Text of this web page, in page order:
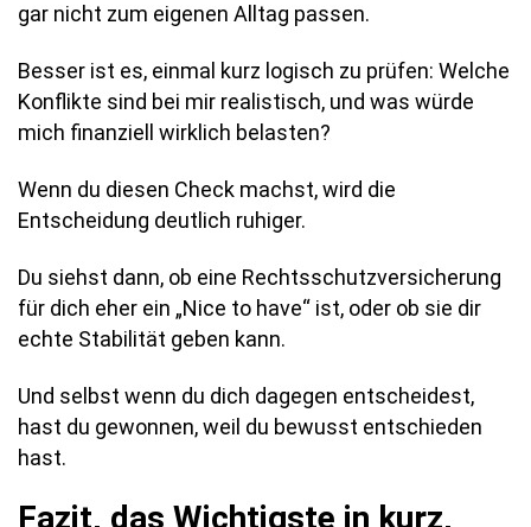
gar nicht zum eigenen Alltag passen.
Besser ist es, einmal kurz logisch zu prüfen: Welche
Konflikte sind bei mir realistisch, und was würde
mich finanziell wirklich belasten?
Wenn du diesen Check machst, wird die
Entscheidung deutlich ruhiger.
Du siehst dann, ob eine Rechtsschutzversicherung
für dich eher ein „Nice to have“ ist, oder ob sie dir
echte Stabilität geben kann.
Und selbst wenn du dich dagegen entscheidest,
hast du gewonnen, weil du bewusst entschieden
hast.
Fazit, das Wichtigste in kurz,